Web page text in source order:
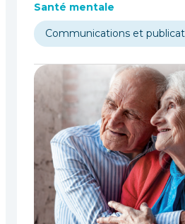
Santé mentale
Communications et